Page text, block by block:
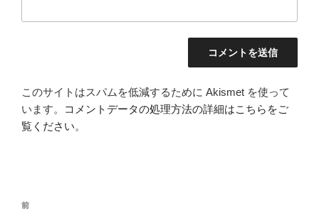
このサイトはスパムを低減するために Akismet を使って
います。
コメントデータの処理方法の詳細はこちらをご
覧ください。
投
前
前